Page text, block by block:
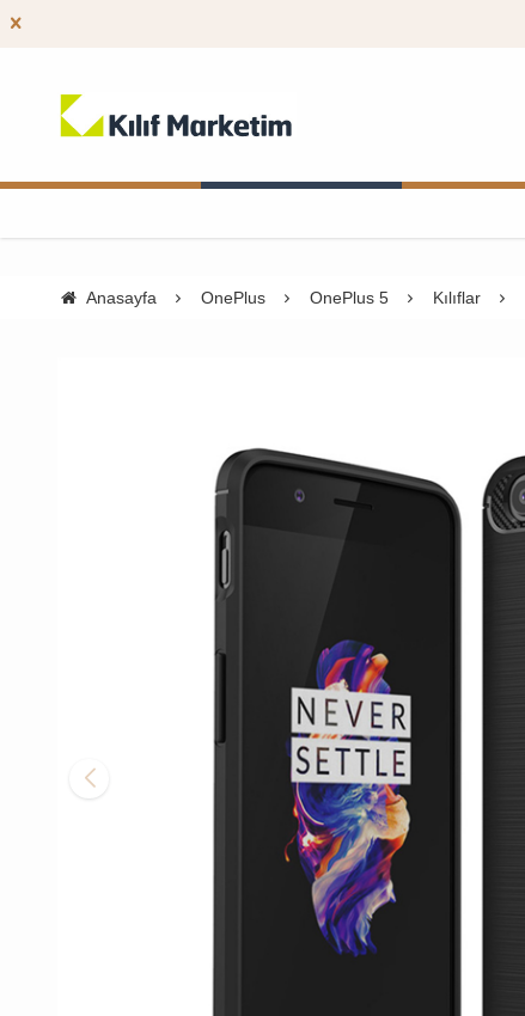
Anasayfa OnePlus OnePlus 5 Kılıflar